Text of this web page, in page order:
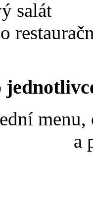
salát
menu,
a